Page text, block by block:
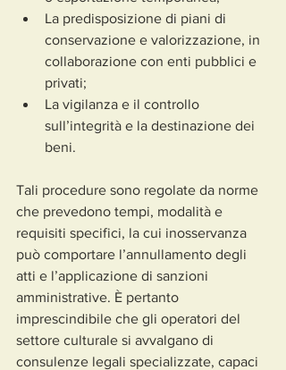
La predisposizione di piani di
conservazione e valorizzazione, in
collaborazione con enti pubblici e
privati;
La vigilanza e il controllo
sull’integrità e la destinazione dei
beni.
Tali procedure sono regolate da norme
che prevedono tempi, modalità e
requisiti specifici, la cui inosservanza
può comportare l’annullamento degli
atti e l’applicazione di sanzioni
amministrative. È pertanto
imprescindibile che gli operatori del
settore culturale si avvalgano di
consulenze legali specializzate, capaci